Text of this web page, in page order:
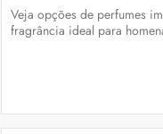
Veja opções de perfumes
fragrância ideal para